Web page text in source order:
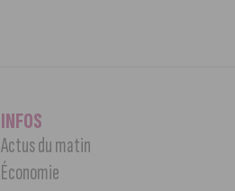
INFOS
Actus du matin
Économie